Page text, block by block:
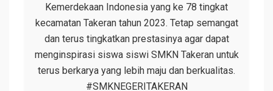
Kemerdekaan Indonesia yang ke 78 tingkat
kecamatan Takeran tahun 2023. Tetap semangat
dan terus tingkatkan prestasinya agar dapat
menginspirasi siswa siswi SMKN Takeran untuk
terus berkarya yang lebih maju dan berkualitas.
#SMKNEGERITAKERAN